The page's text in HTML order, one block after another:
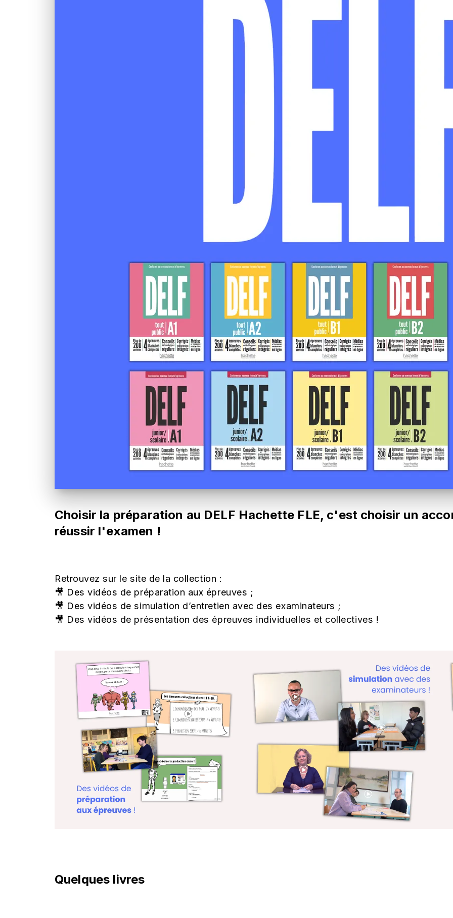
Choisir la préparation au DELF Hachette FLE, c'est choisir un
réussir l'examen !
Retrouvez sur le site de la collection :
🎥 Des vidéos de préparation aux épreuves ;
🎥 Des vidéos de simulation d’entretien avec des examinateurs ;
🎥 Des vidéos de présentation des épreuves individuelles et collectives !
Quelques livres